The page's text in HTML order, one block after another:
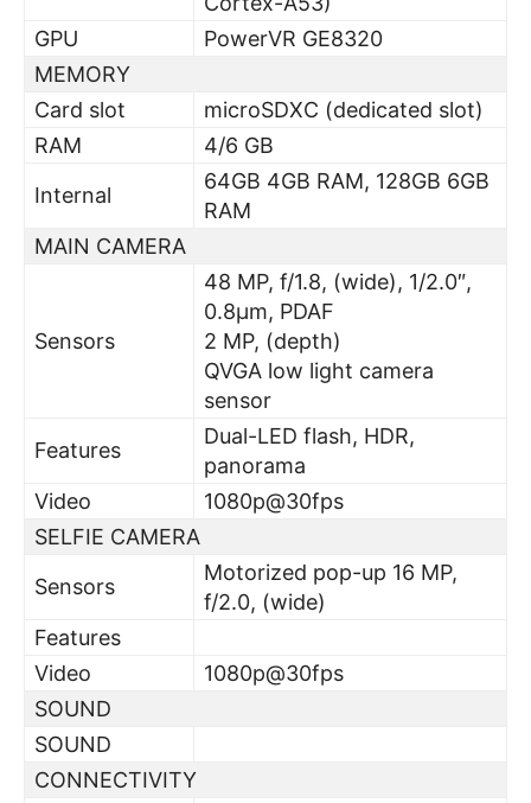
GPU
PowerVR GE8320
MEMORY
Card slot
microSDXC (dedicated slot)
RAM
4/6 GB
Internal
64GB 4GB RAM, 128GB 6GB
RAM
MAIN CAMERA
Sensors
48 MP, f/1.8, (wide), 1/2.0″,
0.8µm, PDAF
2 MP, (depth)
QVGA low light camera
sensor
Features
Dual-LED flash, HDR,
panorama
Video
1080p@30fps
SELFIE CAMERA
Sensors
Motorized pop-up 16 MP,
f/2.0, (wide)
Features
Video
1080p@30fps
SOUND
SOUND
CONNECTIVITY